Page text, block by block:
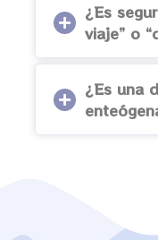
¿Es
viaje” o
¿Es una